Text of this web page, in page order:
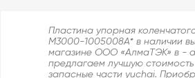
Пластина упорная
M3000-1005008A* в наличии
магазине ООО «АлмаТЭК» в -
предлагаем лучшую
запасные части yuchai.